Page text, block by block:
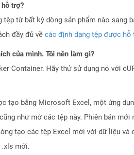
trợ?
từ bất kỳ dòng sản phẩm nào sang
đầy đủ về các định dạng tệp được hỗ
của mình. Tôi nên làm gì?
Container. Hãy thử sử dụng nó với
tạo bằng Microsoft Excel, một ứng
như mở các tệp này. Phiên bản
tạo các tệp Excel mới với dữ liệu
.xls mới.